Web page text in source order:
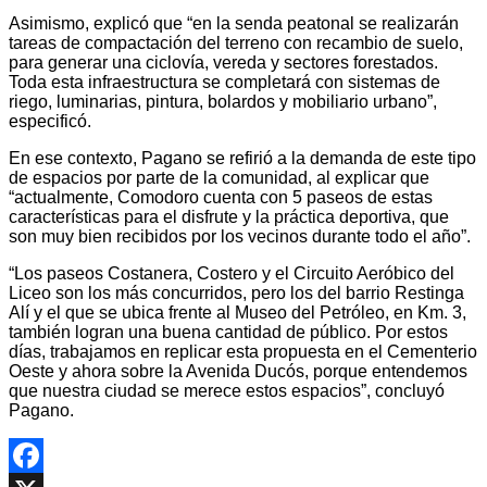
Asimismo, explicó que “en la senda peatonal se realizarán
tareas de compactación del terreno con recambio de suelo,
para generar una ciclovía, vereda y sectores forestados.
Toda esta infraestructura se completará con sistemas de
riego, luminarias, pintura, bolardos y mobiliario urbano”,
especificó.
En ese contexto, Pagano se refirió a la demanda de este tipo
de espacios por parte de la comunidad, al explicar que
“actualmente, Comodoro cuenta con 5 paseos de estas
características para el disfrute y la práctica deportiva, que
son muy bien recibidos por los vecinos durante todo el año”.
“Los paseos Costanera, Costero y el Circuito Aeróbico del
Liceo son los más concurridos, pero los del barrio Restinga
Alí y el que se ubica frente al Museo del Petróleo, en Km. 3,
también logran una buena cantidad de público. Por estos
días, trabajamos en replicar esta propuesta en el Cementerio
Oeste y ahora sobre la Avenida Ducós, porque entendemos
que nuestra ciudad se merece estos espacios”, concluyó
Pagano.